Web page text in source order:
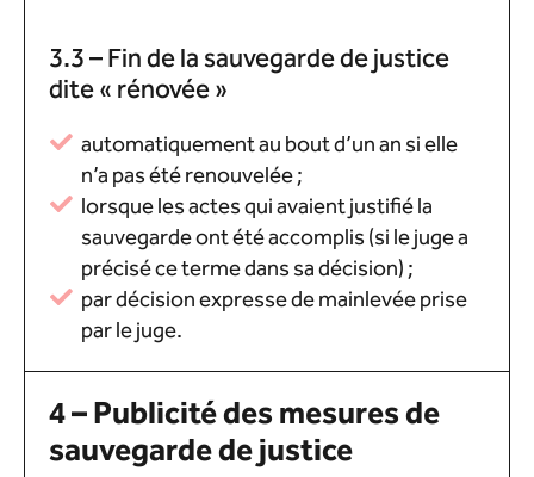
3.3 – Fin de la sauvegarde de justice
dite « rénovée »
automatiquement au bout d’un an si elle
n’a pas été renouvelée ;
lorsque les actes qui avaient justifié la
sauvegarde ont été accomplis (si le juge a
précisé ce terme dans sa décision) ;
par décision expresse de mainlevée prise
par le juge.
4 – Publicité des mesures de
sauvegarde de justice